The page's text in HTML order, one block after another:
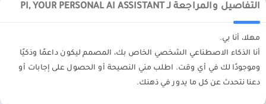
التفاصيل والمراجعة لـ PI, YOUR PERSONAL AI ASSISTANT
مهلا، أنا بي.
أنا الذكاء الاصطناعي الشخصي الخاص بك، المصمم ليكون داعمًا وذكيًا
وموجودًا لك في أي وقت. اطلب مني النصيحة أو الحصول على إجابات أو
دعنا نتحدث عن كل ما يدور في ذهنك.